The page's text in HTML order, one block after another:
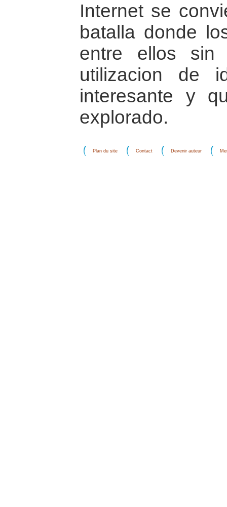
Internet se
batalla donde
entre ellos
utilizacion de
interesante y
explorado.
Plan du site Contact Devenir auteur